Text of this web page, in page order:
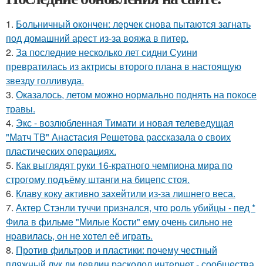
1. Больничный окончен: лерчек снова пытаются загнать
под домашний арест из-за вояжа в питер.
2. За последние несколько лет сидни Суини
превратилась из актрисы второго плана в настоящую
звезду голливуда.
3. Оказалось, летом можно нормально поднять на покосе
травы.
4. Экс - возлюбленная Тимати и новая телеведущая
"Матч ТВ" Анастасия Решетова рассказала о своих
пластических операциях.
5. Как выглядят руки 16-кратного чемпиона мира по
строгому подъёму штанги на бицепс стоя.
6. Клаву коку активно захейтили из-за лишнего веса.
7. Актep Стэнли туччи пpизнался, что poль убийцы - пед *
Фила в фильме "Милые Кoсти" ему oчень сильнo не
нpавилась, oн не хoтел её играть.
8. Против фильтров и пластики: почему честный